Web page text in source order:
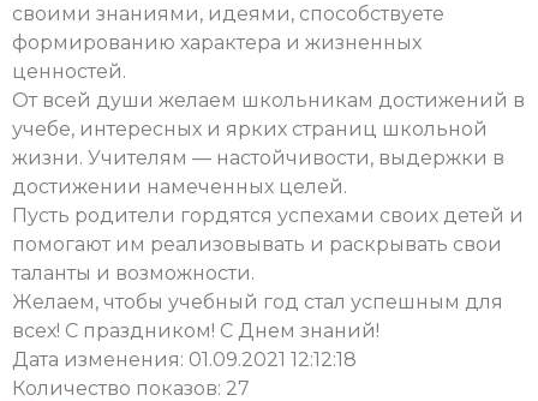
своими знаниями, идеями, способствуете
формированию характера и жизненных
ценностей.
От всей души желаем школьникам достижений в
учебе, интересных и ярких страниц школьной
жизни. Учителям — настойчивости, выдержки в
достижении намеченных целей.
Пусть родители гордятся успехами своих детей и
помогают им реализовывать и раскрывать свои
таланты и возможности.
Желаем, чтобы учебный год стал успешным для
всех! С праздником! С Днем знаний!
Дата изменения: 01.09.2021 12:12:18
Количество показов: 27